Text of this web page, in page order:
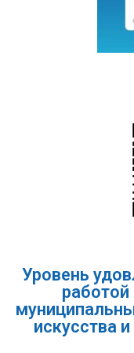
Уровень
работой
искусства